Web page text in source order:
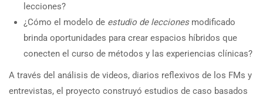
lecciones?
¿Cómo el modelo de estudio de leccionesmodificado
brinda oportunidades para crear espacios híbridos que
conecten el curso de métodos y las experiencias clínicas?
A través del análisis de videos, diarios reflexivos de los FMs y
entrevistas, el proyecto construyó estudios de caso basados